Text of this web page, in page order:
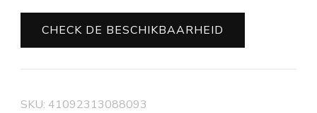
CHECK DE BESCHIKBAARHEID
SKU: 41092313088093